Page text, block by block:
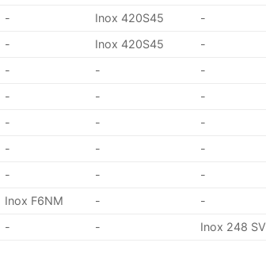
- Inox 420S45
-
- Inox 420S45
-
- -
-
- -
-
- -
-
- -
-
- -
-
Inox F6NM -
-
- -
Inox 248 SV